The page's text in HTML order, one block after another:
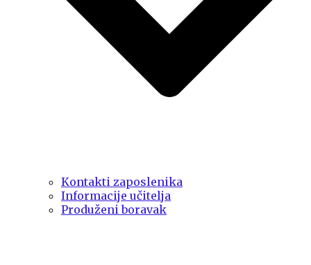
Kontakti zaposlenika
Informacije učitelja
Produženi boravak